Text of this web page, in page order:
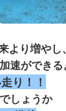
り増やし、
速ができ
り！！
しょうか